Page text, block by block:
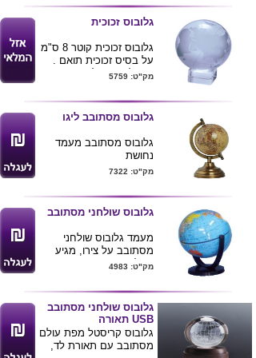
הברווזים
של 100 יח' .
מגיע בשקית רב שימושית
לשימוש חוזר של עד חצי
שנה ( תלוי ברמת הלכלוך
שמנקים )
גלובוס זכוכית
גלובוס זכוכית קוטר 8 ס"מ
על בסיס זכוכית תואם .
ניתן להדפיס לוגו החברה
מק"ט: 5759
גלובוס מסתובב ליגו
גלובוס מסתובב מעמד
נחושת
ניתן להדפיס לוגו חברה
ע"ג המעמד.
לרכישת מוצר
זה בכמויות
בודדות ומשלוח
עד הב
כאן
מק"ט: 7322
גלובוס שולחני מסתובב
מעמד גלובוס שולחני
מסתובב על צירו, מגיע
בשלושה צבעים.
מק"ט: 4983
גלובוס שולחני מסתובב
USB תאורה
גלובוס קריסטל מפת עולם
מסתובב עם תאורת לד,